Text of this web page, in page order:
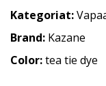
Kategoriat:
Brand: Kazane
Color:tea tie dye